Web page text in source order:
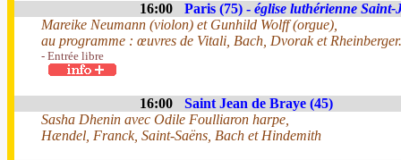
16:00 Paris (75) - église luthérienne Saint-
Mareike Neumann (violon) et Gunhild Wolff (orgue),
au programme : œuvres de Vitali, Bach, Dvorak et Rheinberger.
- Entrée libre
16:00
Saint Jean de Braye (45)
Sasha Dhenin avec Odile Foulliaron harpe,
Hændel, Franck, Saint-Saëns, Bach et Hindemith